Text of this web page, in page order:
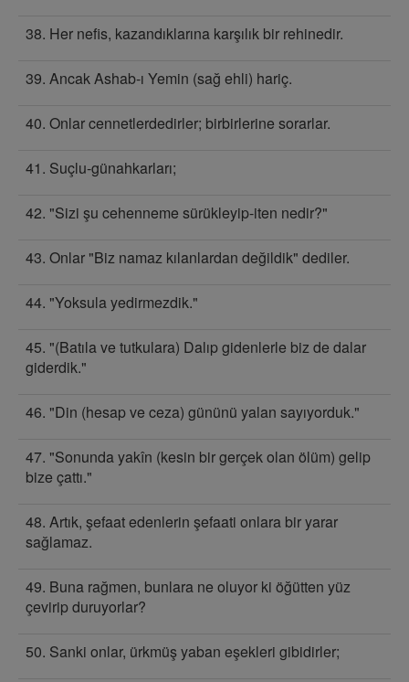
38. Her nefis, kazandıklarına karşılık bir rehinedir.
39. Ancak Ashab-ı Yemin (sağ ehli) hariç.
40. Onlar cennetlerdedirler; birbirlerine sorarlar.
41. Suçlu-günahkarları;
42. "Sizi şu cehenneme sürükleyip-iten nedir?"
43. Onlar "Biz namaz kılanlardan değildik" dediler.
44. "Yoksula yedirmezdik."
45. "(Batıla ve tutkulara) Dalıp gidenlerle biz de dalar
giderdik."
46. "Din (hesap ve ceza) gününü yalan sayıyorduk."
47. "Sonunda yakîn (kesin bir gerçek olan ölüm) gelip
bize çattı."
48. Artık, şefaat edenlerin şefaati onlara bir yarar
sağlamaz.
49. Buna rağmen, bunlara ne oluyor ki öğütten yüz
çevirip duruyorlar?
50. Sanki onlar, ürkmüş yaban eşekleri gibidirler;